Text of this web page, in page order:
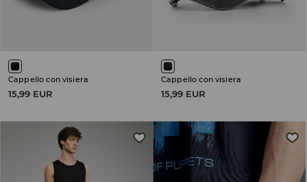
Cappello con visiera
15,99 EUR
Cappello con visiera
15,99 EUR